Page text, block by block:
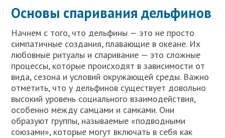
Основы спаривания дельфинов
Начнем с того, что дельфины — это не просто
симпатичные создания, плавающие в океане. Их
любовные ритуалы и спаривание — это сложные
процессы, которые происходят в зависимости от
вида, сезона и условий окружающей среды. Важно
отметить, что у дельфинов существует довольно
высокий уровень социального взаимодействия,
особенно между самцами и самками. Они
образуют группы, называемые «подводными
союзами», которые могут включать в себя как